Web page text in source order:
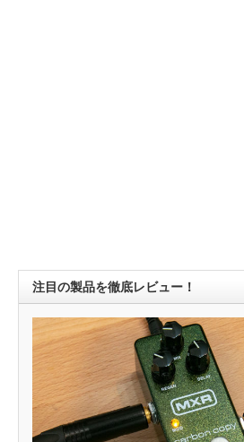
注目の製品を徹底レビュー！